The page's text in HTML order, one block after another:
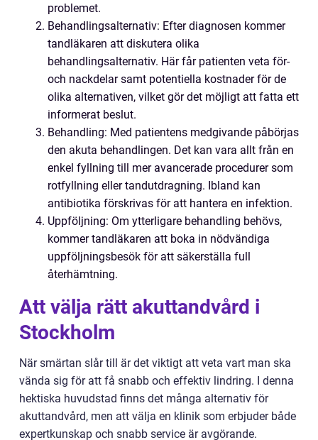
problemet.
Behandlingsalternativ: Efter diagnosen kommer
tandläkaren att diskutera olika
behandlingsalternativ. Här får patienten veta för-
och nackdelar samt potentiella kostnader för de
olika alternativen, vilket gör det möjligt att fatta ett
informerat beslut.
Behandling: Med patientens medgivande påbörjas
den akuta behandlingen. Det kan vara allt från en
enkel fyllning till mer avancerade procedurer som
rotfyllning eller tandutdragning. Ibland kan
antibiotika förskrivas för att hantera en infektion.
Uppföljning: Om ytterligare behandling behövs,
kommer tandläkaren att boka in nödvändiga
uppföljningsbesök för att säkerställa full
återhämtning.
Att välja rätt akuttandvård i
Stockholm
När smärtan slår till är det viktigt att veta vart man ska
vända sig för att få snabb och effektiv lindring. I denna
hektiska huvudstad finns det många alternativ för
akuttandvård, men att välja en klinik som erbjuder både
expertkunskap och snabb service är avgörande.